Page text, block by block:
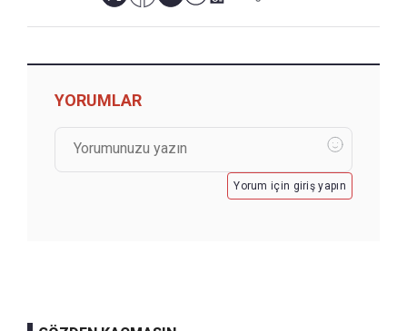
YORUMLAR
Yorum için giriş yapın